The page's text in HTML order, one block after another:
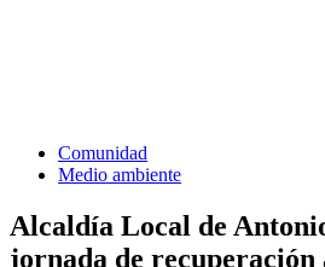
Comunidad
Medio ambiente
Alcaldía Local de
jornada de